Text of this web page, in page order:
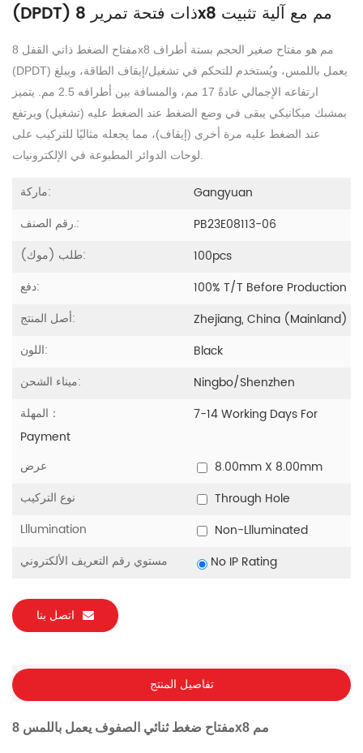
(DPDT) ذات فتحة تمرير 8x8 مم مع آلية تثبيت
مفتاح الضغط ذاتي القفل 8x8 مم هو مفتاح صغير الحجم بستة أطراف
(DPDT) يعمل باللمس، ويُستخدم للتحكم في تشغيل/إيقاف الطاقة، ويبلغ
ارتفاعه الإجمالي عادةً 17 مم، والمسافة بين أطرافه 2.5 مم. يتميز
بمشبك ميكانيكي يبقى في وضع الضغط عند الضغط عليه (تشغيل) ويرتفع
عند الضغط عليه مرة أخرى (إيقاف)، مما يجعله مثاليًا للتركيب على
لوحات الدوائر المطبوعة في الإلكترونيات.
ماركة:
Gangyuan
رقم الصنف.:
PB23E08113-06
طلب (موك):
100pcs
دفع:
100% T/T Before Production
أصل المنتج:
Zhejiang, China (Mainland)
اللون:
Black
ميناء الشحن:
Ningbo/Shenzhen
المهلة：
7-14 Working Days For
Payment
عرض
8.00mm X 8.00mm
نوع التركيب
Through Hole
Lllumination
Non-Llluminated
مستوي رقم التعريف الألكتروني
No IP Rating
اتصل بنا
تفاصيل المنتج
مفتاح ضغط ثنائي الصفوف يعمل باللمس 8x8 مم